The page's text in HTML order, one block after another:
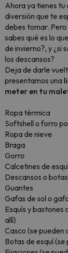
Ahora ya tienes
diversión que te
debes tomar.
sabes qué es lo
de invierno?, y ¿si
los descansos?
Deja de darle
presentamos una
meter en tu
Ropa térmica
Softshell o forro
Ropa de nieve
Braga
Gorro
Calcetines de
Descansos o
Guantes
Gafas de sol o
Esquís y bastones
allí)
Casco (se pueden
Botas de esquí (se